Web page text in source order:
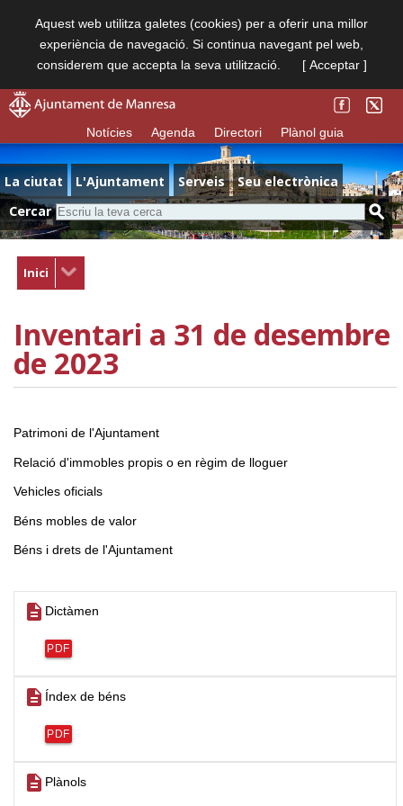
Aquest web utilitza galetes (cookies) per a oferir una millor
experiència de navegació. Si continua navegant pel web,
considerem que accepta la seva utilització.
[ Acceptar ]
Notícies Agenda Directori Plànol guia
La ciutat L'Ajuntament Serveis
Seu electrònica
Cercar
Inici
Inventari a 31 de desembre
de 2023
Patrimoni de l'Ajuntament
Relació d'immobles propis o en règim de lloguer
Vehicles oficials
Béns mobles de valor
Béns i drets de l'Ajuntament
description Dictàmen
PDF
description Índex de béns
PDF
description Plànols